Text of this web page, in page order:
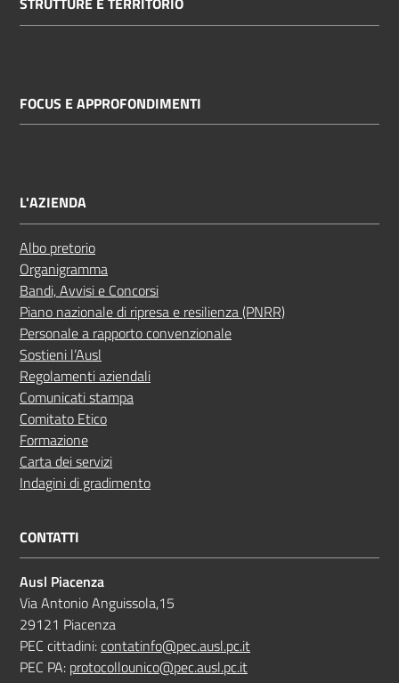
FOCUS E APPROFONDIMENTI
L'AZIENDA
Albo pretorio
Organigramma
Bandi, Avvisi e Concorsi
Piano nazionale di ripresa e resilienza (PNRR)
Personale a rapporto convenzionale
Sostieni l’Ausl
Regolamenti aziendali
Comunicati stampa
Comitato Etico
Formazione
Carta dei servizi
Indagini di gradimento
CONTATTI
Ausl Piacenza
Via Antonio Anguissola,15
29121 Piacenza
PEC cittadini:contatinfo@pec.ausl.pc.it
PEC PA: protocollounico@pec.ausl.pc.it